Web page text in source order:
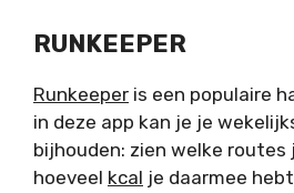
RUNKEEPER
Runkeeper is een populaire
in deze app kan je je
bijhouden: zien welke routes
hoeveel kcal je daarmee